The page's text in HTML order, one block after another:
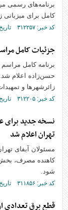
برنامه‌های رسمی
کامل برای
کد خبر: ۳۱۲۲۵۷ تاریخ انتشار : ۱۴۰۵/۰۴/۱۱
جزئیات کامل
برنامه کامل مراسم
حسن‌زاده اعلام شد.
زائرشهر‌ها و
کد خبر: ۳۱۲۲۰۵ تاریخ انتشار : ۱۴۰۵/۰۴/۱۰
نسخه جدید برای
تهران اعلام شد
مسئولان آبفای
کاهنده مصرف، بخش
شود.
کد خبر: ۳۱۱۸۵۶ تاریخ انتشار : ۱۴۰۵/۰۴/۰۶
قطع برق تعدادی